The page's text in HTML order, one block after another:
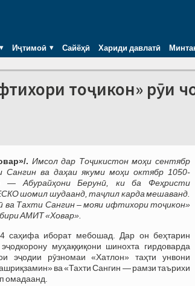
Иҷтимоӣ Сайёҳӣ Хариди давлатӣ
тоҷикон» рӯи
. Имсол дар Тоҷикистон моҳи сентябр
Сангин ва даҳаи якуми моҳи октябр 1050-
— Абурайҳони Берунӣ, ки ба Феҳристи
шомил шудаанд, таҷлил карда мешаванд.
ва Тахти Сангин – мояи ифтихори тоҷикон»
АМИТ «Ховар».
саҳифа иборат мебошад. Дар он беҳтарин
муҳаққиқони шинохта гирдоварда
эҷодии рӯзномаи «Хатлон» таҳти унвони
ва «Тахти Сангин — рамзи таърихи
омадаанд.